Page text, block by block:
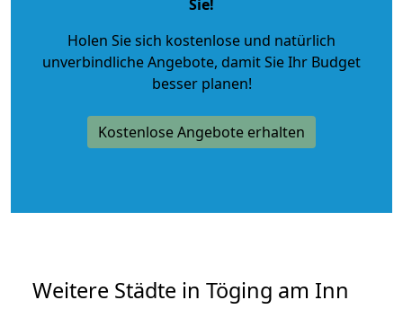
Sie!
Holen Sie sich kostenlose und natürlich
unverbindliche Angebote, damit Sie Ihr Budget
besser planen!
Kostenlose Angebote erhalten
Weitere Städte in Töging am Inn